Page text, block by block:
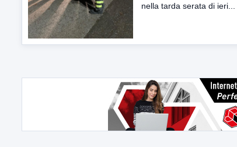
nella tarda serata di ieri...